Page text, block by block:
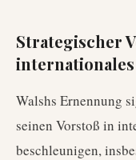
Strategischer
internationales
Walshs Ernennung
seinen Vorstoß in
beschleunigen,